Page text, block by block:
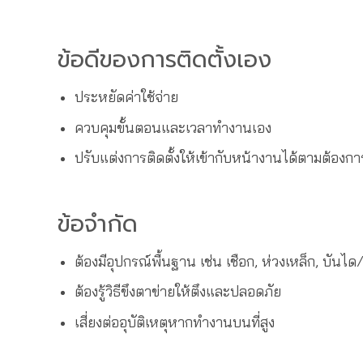
ข้อดีของการติดตั้งเอง
ประหยัดค่าใช้จ่าย
ควบคุมขั้นตอนและเวลาทำงานเอง
ปรับแต่งการติดตั้งให้เข้ากับหน้างานได้ตามต้องกา
ข้อจำกัด
ต้องมีอุปกรณ์พื้นฐาน เช่น เชือก, ห่วงเหล็ก, บันได
ต้องรู้วิธีขึงตาข่ายให้ตึงและปลอดภัย
เสี่ยงต่ออุบัติเหตุหากทำงานบนที่สูง